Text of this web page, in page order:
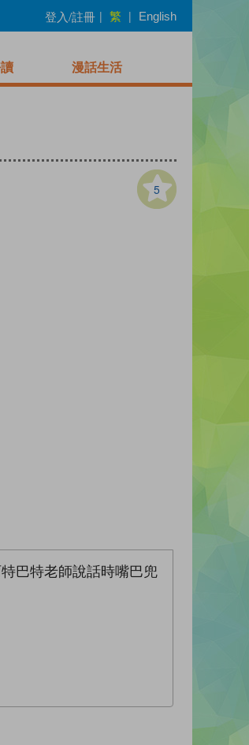
登入/註冊 | 繁 | English
漫話生活
5
巴特老師說話時嘴巴兜